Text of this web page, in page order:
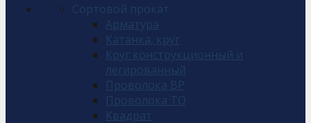
Сортовой прокат
Арматура
Катанка, круг
Круг конструкционный и
легированный
Проволока ВР
Проволока ТО
Квадрат